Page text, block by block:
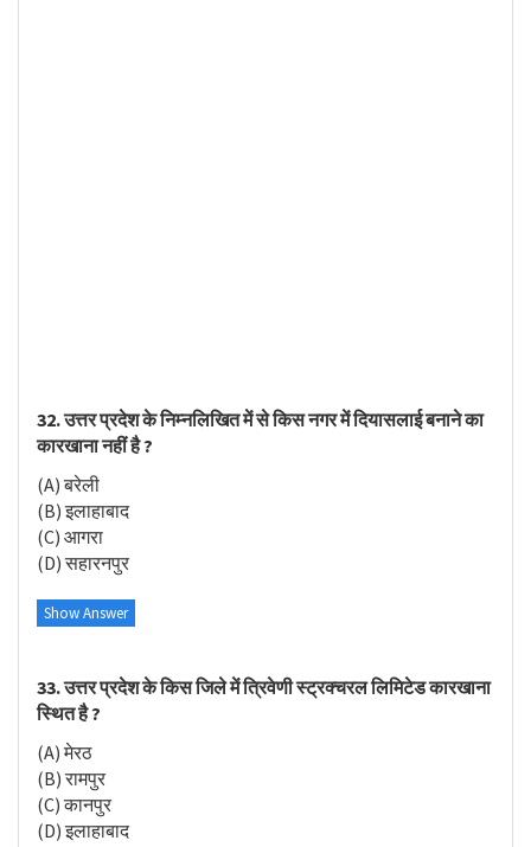
32. उत्तर प्रदेश के निम्नलिखित में से किस नगर में दियासलाई बनाने का
कारखाना नहीं है ?
(A) बरेली
(B) इलाहाबाद
(C) आगरा
(D) सहारनपुर
Show Answer
33. उत्तर प्रदेश के किस जिले में त्रिवेणी स्ट्रक्चरल लिमिटेड कारखाना
स्थित है ?
(A) मेरठ
(B) रामपुर
(C) कानपुर
(D) इलाहाबाद